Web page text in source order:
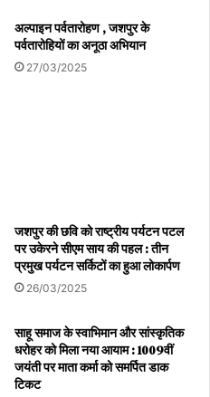
अल्पाइन पर्वतारोहण , जशपुर के
पर्वतारोहियों का अनूठा अभियान
27/03/2025
जशपुर की छवि को राष्ट्रीय पर्यटन पटल
पर उकेरने सीएम साय की पहल : तीन
प्रमुख पर्यटन सर्किटों का हुआ लोकार्पण
26/03/2025
साहू समाज के स्वाभिमान और सांस्कृतिक
धरोहर को मिला नया आयाम : 1009वीं
जयंती पर माता कर्मा को समर्पित डाक
टिकट